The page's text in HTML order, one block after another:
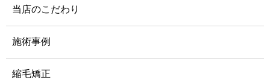
当店のこだわり
施術事例
縮毛矯正